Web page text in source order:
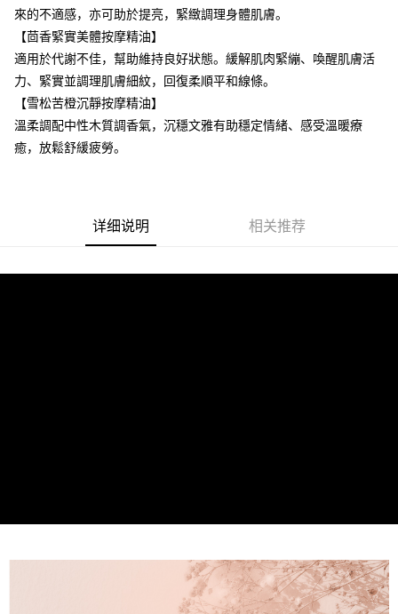
來的不適感，亦可助於提亮，緊緻調理身體肌膚。
【茴香緊實美體按摩精油】
適用於代謝不佳，幫助維持良好狀態。緩解肌肉緊繃、喚醒肌膚活
力、緊實並調理肌膚細紋，回復柔順平和線條。
【雪松苦橙沉靜按摩精油】
溫柔調配中性木質調香氣，沉穩文雅有助穩定情緒、感受溫暖療
癒，放鬆舒緩疲勞。
详细说明 相关推荐